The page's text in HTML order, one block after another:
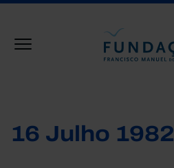
16 Julho 1982